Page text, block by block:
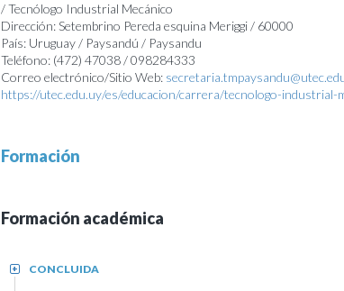
/ Tecnólogo Industrial Mecánico
Dirección: Setembrino Pereda esquina Meriggi / 60000
País: Uruguay / Paysandú / Paysandu
Teléfono: (472) 47038 / 098284333
Correo electrónico/Sitio Web:
https://utec.edu.uy/es/educacion/carrera/tecnologo-industrial-
Formación
Formación académica
CONCLUIDA
+